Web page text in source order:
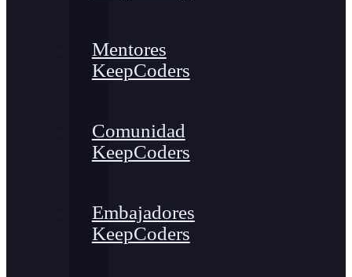
Mentores
KeepCoders
Comunidad
KeepCoders
Embajadores
KeepCoders